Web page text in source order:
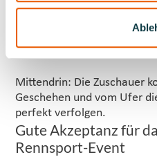
auch Christian Schroeder,
Saarow freute sich, die
Mittendrin: Die Zuschauer
Geschehen und vom Ufer
perfekt verfolgen.
Gute Akzeptanz für
Rennsport-Event